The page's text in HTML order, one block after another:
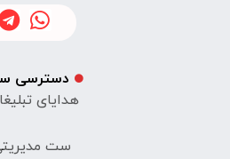
دسترسی
هدایای
ست